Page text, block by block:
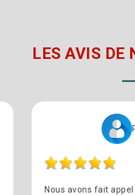
LES AVIS DE
Nous avons fait